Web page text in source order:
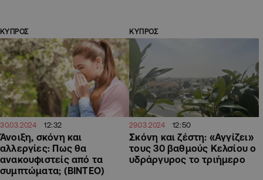
ΚΥΠΡΟΣ
30.03.2024 12:32
Άνοιξη, σκόνη και
αλλεργίες: Πως θα
ανακουφιστείς από τα
συμπτώματα; (ΒΙΝΤΕΟ)
ΚΥΠΡΟΣ
29.03.2024 12:50
Σκόνη και ζέστη: «Αγγίζει»
τους 30 βαθμούς Κελσίου ο
υδράργυρος το τριήμερο